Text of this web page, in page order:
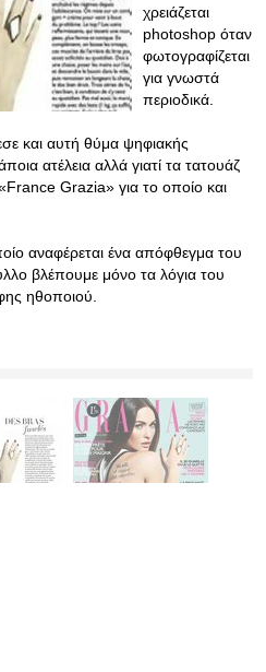
χρειάζεται
photoshop όταν
φωτογραφίζεται
για γνωστά
περιοδικά.
και αυτή θύμα ψηφιακής
ατέλεια αλλά γιατί τα τατουάζ
Grazia» για το οποίο και
αναφέρεται ένα απόφθεγμα του
βλέπουμε μόνο τα λόγια του
ηθοποιού.